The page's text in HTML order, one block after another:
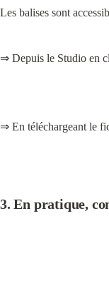
Les balises sont
⇒ Depuis le Studio en
⇒ En téléchargeant le
3. En pratique,